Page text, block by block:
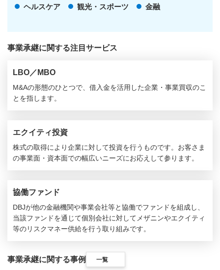
ヘルスケア
観光・スポーツ 金融
事業承継に関する注目サービス
LBO／MBO
M&Aの形態のひとつで、借入金を活用した企業・事業買収のこ
とを指します。
エクイティ投資
株式の取得により企業に対して投資を行うものです。お客さま
の事業面・資本面での幅広いニーズにお応えして参ります。
協働ファンド
DBJが他の金融機関や事業会社等と協働でファンドを組成し、
当該ファンドを通じて個別会社に対してメザニンやエクイティ
等のリスクマネー供給を行う取り組みです。
事業承継に関する事例 一覧